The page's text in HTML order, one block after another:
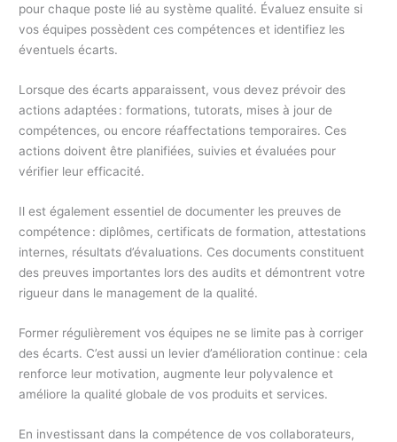
pour chaque poste lié au système qualité. Évaluez ensuite si
vos équipes possèdent ces compétences et identifiez les
éventuels écarts.
Lorsque des écarts apparaissent, vous devez prévoir des
actions adaptées : formations, tutorats, mises à jour de
compétences, ou encore réaffectations temporaires. Ces
actions doivent être planifiées, suivies et évaluées pour
vérifier leur efficacité.
Il est également essentiel de documenter les preuves de
compétence : diplômes, certificats de formation, attestations
internes, résultats d’évaluations. Ces documents constituent
des preuves importantes lors des audits et démontrent votre
rigueur dans le management de la qualité.
Former régulièrement vos équipes ne se limite pas à corriger
des écarts. C’est aussi un levier d’amélioration continue : cela
renforce leur motivation, augmente leur polyvalence et
améliore la qualité globale de vos produits et services.
En investissant dans la compétence de vos collaborateurs,